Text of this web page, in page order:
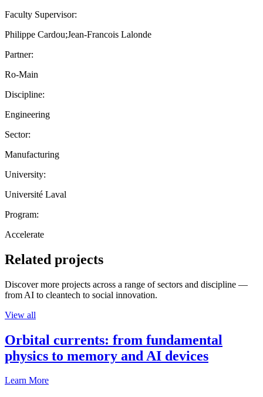
Faculty Supervisor:
Philippe Cardou;Jean-Francois Lalonde
Partner:
Ro-Main
Discipline:
Engineering
Sector:
Manufacturing
University:
Université Laval
Program:
Accelerate
Related projects
Discover more projects across a range of sectors and discipline —
from AI to cleantech to social innovation.
View all
Orbital currents: from fundamental
physics to memory and AI devices
Learn More